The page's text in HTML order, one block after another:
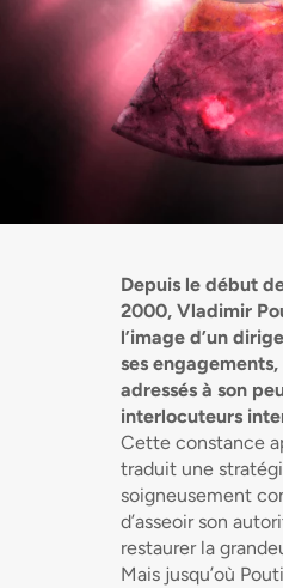
Depuis le début
2000, Vladimir
l’image d’un
ses engagements,
adressés à son
interlocuteurs
Cette constance
traduit une
soigneusement
d’asseoir son
restaurer la
Mais jusqu’où